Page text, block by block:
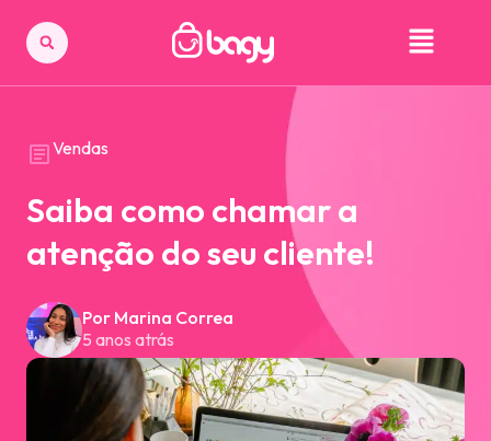
Vendas
Saiba como chamar a
atenção do seu cliente!
Por Marina Correa
5 anos atrás